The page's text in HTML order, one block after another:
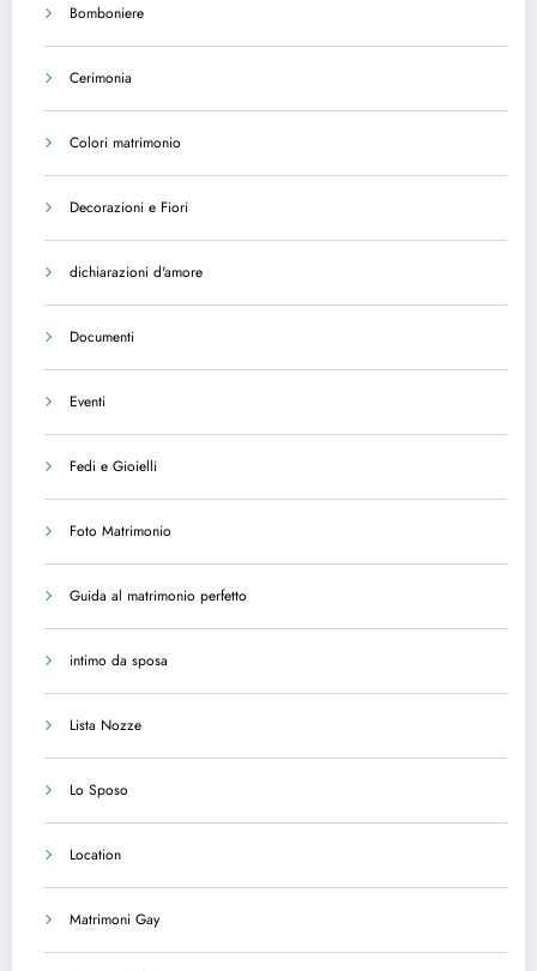
Bomboniere
Cerimonia
Colori matrimonio
Decorazioni e Fiori
dichiarazioni d'amore
Documenti
Eventi
Fedi e Gioielli
Foto Matrimonio
Guida al matrimonio perfetto
intimo da sposa
Lista Nozze
Lo Sposo
Location
Matrimoni Gay